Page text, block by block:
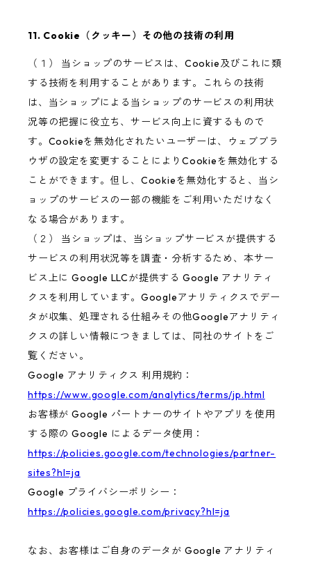
11. Cookie（クッキー）その他の技術の利用
（１） 当ショップのサービスは、Cookie及びこれに類
する技術を利用することがあります。これらの技術
は、当ショップによる当ショップのサービスの利用状
況等の把握に役立ち、サービス向上に資するもので
す。Cookieを無効化されたいユーザーは、ウェブブラ
ウザの設定を変更することによりCookieを無効化する
ことができます。但し、Cookieを無効化すると、当シ
ョップのサービスの一部の機能をご利用いただけなく
なる場合があります。
（２） 当ショップは、当ショップサービスが提供する
サービスの利用状況等を調査・分析するため、本サー
ビス上に Google LLCが提供する Google アナリティ
クスを利用しています。Googleアナリティクスでデー
タが収集、処理される仕組みその他Googleアナリティ
クスの詳しい情報につきましては、同社のサイトをご
覧ください。
Google アナリティクス 利用規約：
https://www.google.com/analytics/terms/jp.html
お客様が Google パートナーのサイトやアプリを使用
する際の Google によるデータ使用：
https://policies.google.com/technologies/partner-
sites?hl=ja
Google プライバシーポリシー：
https://policies.google.com/privacy?hl=ja
なお、お客様はご自身のデータが Google アナリティ